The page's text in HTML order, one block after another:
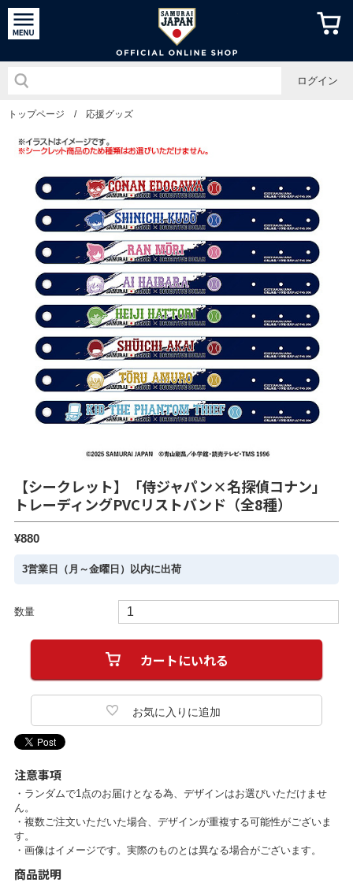
侍ジャパ
ログイン
トップページ / 応援グッズ
【シークレット】「侍ジャパン×名探偵コナン」
トレーディングPVCリストバンド（全8種）
¥880
3営業日（月～金曜日）以内に出荷
数量
注意事項
・ランダムで1点のお届けとなる為、デザインはお選びいただけませ
ん。
・複数ご注文いただいた場合、デザインが重複する可能性がございま
す。
・画像はイメージです。実際のものとは異なる場合がございます。
商品説明